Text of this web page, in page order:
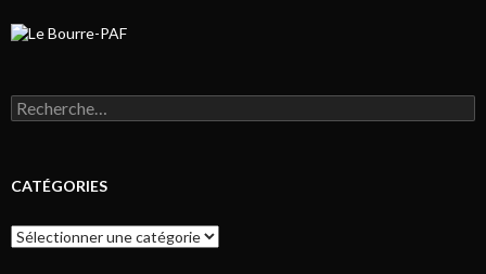
Rechercher :
CATÉGORIES
Catégories